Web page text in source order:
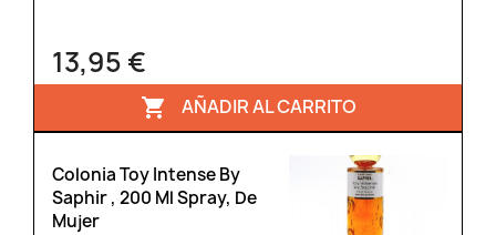
13,95 €
 AÑADIR AL CARRITO
Colonia Toy Intense By
Saphir , 200 Ml Spray, De
Mujer